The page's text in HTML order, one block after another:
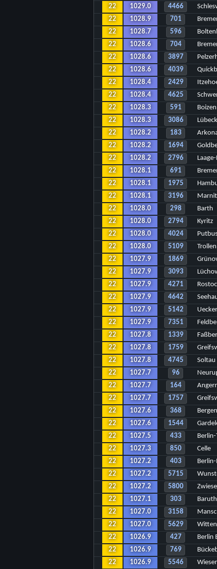
22
1029.0 4466
22
1028.9 701
22
1028.7 596
22
1028.6 704
22
1028.6 3897
22
1028.6 4039
22
1028.4 2429
22
1028.4 4625
22
1028.3 591
22
1028.3 3086
22
1028.2 183
22
1028.2 1694
22
1028.2 2796
22
1028.1 691
22
1028.1 1975
22
1028.1 3196
22
1028.0 298
Barth
22
1028.0 2794
Kyritz
22
1028.0 4024
22
1028.0 5109
22
1027.9 1869
22
1027.9 3093
22
1027.9 4271
22
1027.9 4642
22
1027.9 5142
22
1027.9 7351
22
1027.8 1339
22
1027.8 1759
22
1027.8 4745
Soltau
22
1027.7 96
22
1027.7 164
22
1027.7 1757
22
1027.6 368
22
1027.6 1544
22
1027.5 433
22
1027.3 850
Celle
22
1027.2 403
22
1027.2 5715
22
1027.2 5800
22
1027.1 303
Baruth
22
1027.0 3158
22
1027.0 5629
22
1026.9 427
Berlin
22
1026.9 769
22
1026.9 5546